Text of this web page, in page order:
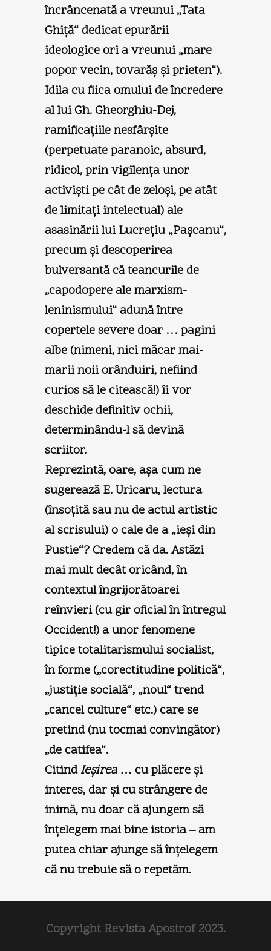
încrâncenată a vreunui „Tata
Ghiţă“ dedicat epurării
ideologice ori a vreunui „mare
popor vecin, tovarăş şi prieten“).
Idila cu fiica omului de încredere
al lui Gh. Gheorghiu-Dej,
ramificaţiile nesfârşite
(perpetuate paranoic, absurd,
ridicol, prin vigilenţa unor
activişti pe cât de zeloşi, pe atât
de limitaţi intelectual) ale
asasinării lui Lucreţiu „Paşcanu“,
precum şi descoperirea
bulversantă că teancurile de
„capodopere ale marxism-
leninismului“ adună între
copertele severe doar … pagini
albe (nimeni, nici măcar mai-
marii noii orânduiri, nefiind
curios să le citească!) îi vor
deschide definitiv ochii,
determinându-l să devină
scriitor.
Reprezintă, oare, aşa cum ne
sugerează E. Uricaru, lectura
(însoţită sau nu de actul artistic
al scrisului) o cale de a „ieşi din
Pustie“? Credem că da. Astăzi
mai mult decât oricând, în
contextul îngrijorătoarei
reînvieri (cu gir oficial în întregul
Occident!) a unor fenomene
tipice totalitarismului socialist,
în forme („corectitudine politică“,
„justiţie socială“, „noul“ trend
„cancel culture“ etc.) care se
pretind (nu tocmai convingător)
„de catifea“.
CitindIeşirea … cu plăcere şi
interes, dar şi cu strângere de
inimă, nu doar că ajungem să
înţelegem mai bine istoria – am
putea chiar ajunge să înţelegem
că nu trebuie să o repetăm.
Copyright Revista Apostrof 2023.